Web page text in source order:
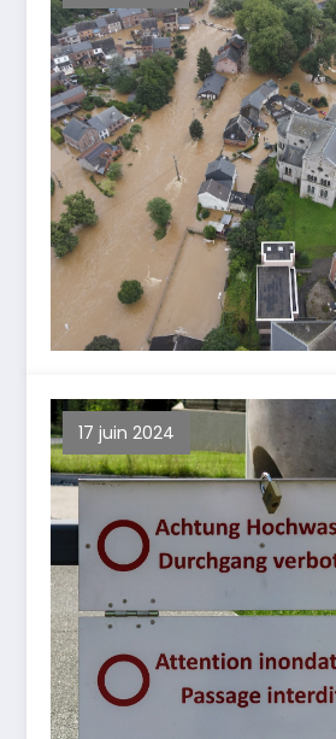
17 juin 2024